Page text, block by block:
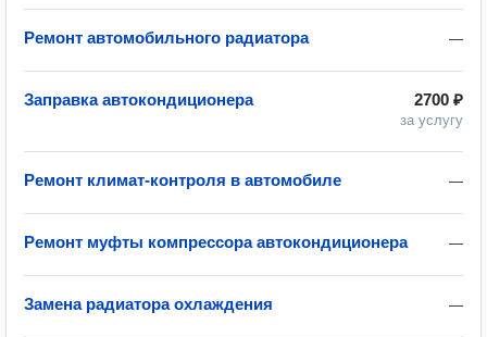
—
Ремонт автомобильного радиатора
2700 ₽
за услугу
Заправка автокондиционера
—
Ремонт климат-контроля в автомобиле
—
Ремонт муфты компрессора автокондиционера
—
Замена радиатора охлаждения